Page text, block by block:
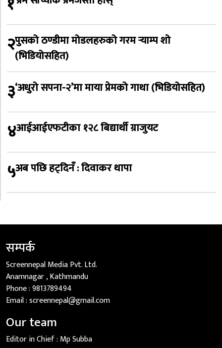
२पुसको ठण्डीमा मोडलहरुको गरम र्‍याम्प शो
(भिडियोसहित)
३‘अधुरो सपना-२’मा माया प्रेमको गाथा (भिडियोसहित)
४आईआईएफटीका १२८ बिद्यार्थी ग्राजुयट
५अब पछि हट्दिनँ : दिवाकर थापा
सम्पर्क
Screennepal Media Pvt. Ltd.
Anamnagar , Kathmandu
Phone :9813789494
Email :screennepal@gmail.com
Our team
Editor in Chief : Mp Subba